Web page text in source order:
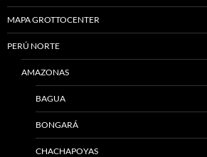
MAPA GROTTOCENTER
PERÚ NORTE
AMAZONAS
BAGUA
BONGARÁ
CHACHAPOYAS